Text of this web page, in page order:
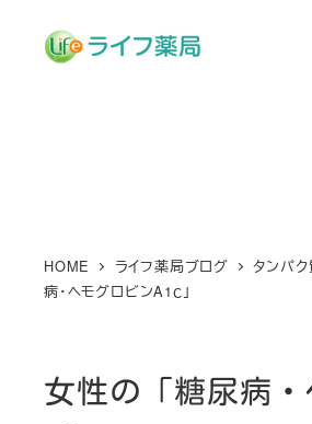
HOME ライフ薬局ブログ タンパ
病・ヘモグロビンA1ｃ」
女性の「糖尿病・